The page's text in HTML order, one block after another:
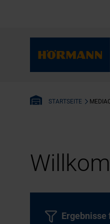
STARTSEITE
Ergebnisse